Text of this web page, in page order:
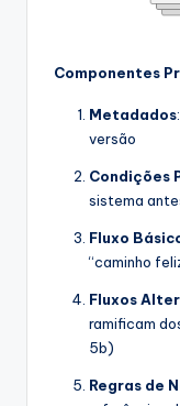
Componentes
Metadados
versão
Condições
sistema
Fluxo
“caminho
Fluxos
ramificam
5b)
Regras de